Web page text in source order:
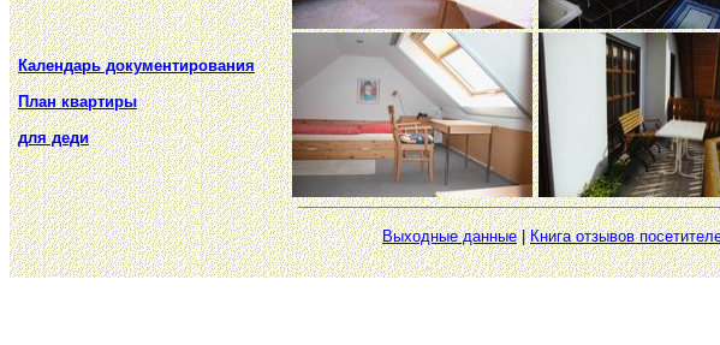
Календарь документирования
План квартиры
для деди
Выходные данные|Книга отзывов